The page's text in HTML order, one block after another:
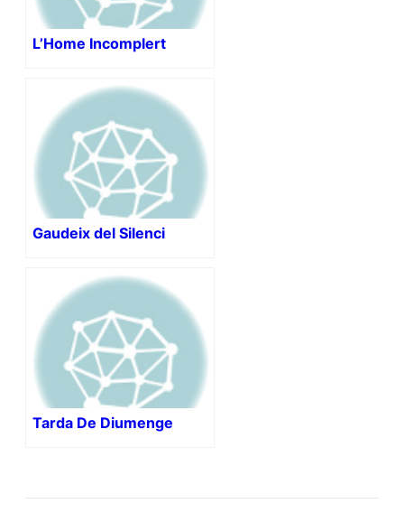
L’Home Incomplert
Gaudeix del Silenci
Tarda De Diumenge